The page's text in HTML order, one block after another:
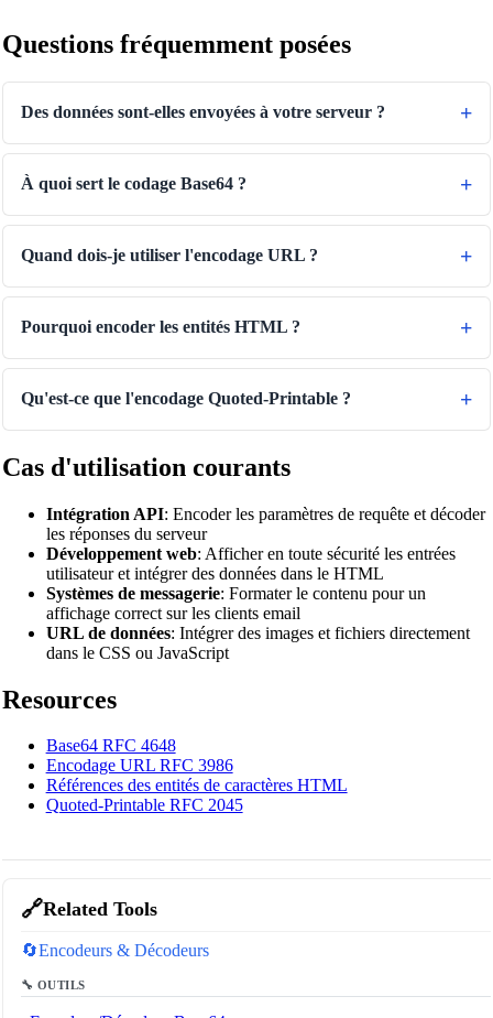
🔗Related Tools
🔄Encodeurs & Décodeurs
🔧 OUTILS
Questions fréquemment posées
Des données sont-elles envoyées à votre serveur ?
À quoi sert le codage Base64 ?
Quand dois-je utiliser l'encodage URL ?
Pourquoi encoder les entités HTML ?
Qu'est-ce que l'encodage Quoted-Printable ?
Cas d'utilisation courants
Intégration API: Encoder les paramètres de requête et décoder
les réponses du serveur
Développement web: Afficher en toute sécurité les entrées
utilisateur et intégrer des données dans le HTML
Systèmes de messagerie: Formater le contenu pour un
affichage correct sur les clients email
URL de données: Intégrer des images et fichiers directement
dans le CSS ou JavaScript
Resources
Base64 RFC 4648
Encodage URL RFC 3986
Références des entités de caractères HTML
Quoted-Printable RFC 2045